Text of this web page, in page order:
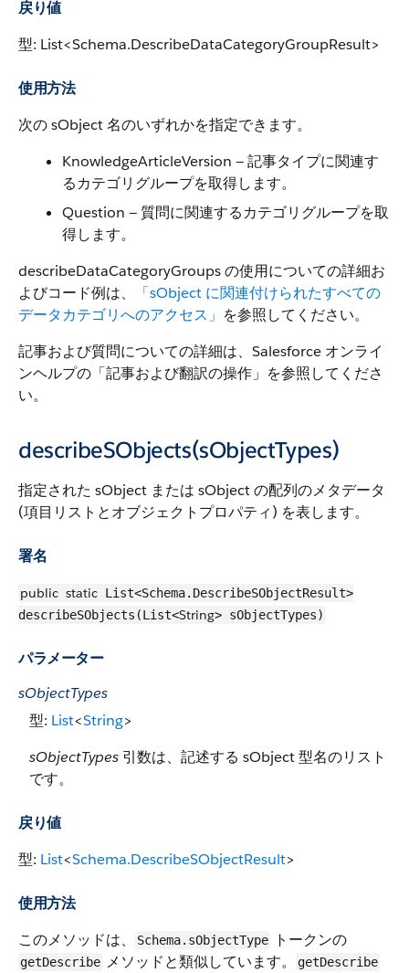
戻り値
型: List<Schema.DescribeDataCategoryGroupResult>
使用方法
次の sObject 名のいずれかを指定できます。
KnowledgeArticleVersion — 記事タイプに関連す
るカテゴリグループを取得します。
Question — 質問に関連するカテゴリグループを取
得します。
describeDataCategoryGroups の使用についての詳細お
よびコード例は、
「sObject に関連付けられたすべての
データカテゴリへのアクセス」 を参照してください。
記事および質問についての詳細は、Salesforce オンライ
ンヘルプの「記事および翻訳の操作」を参照してくださ
い。
describeSObjects(sObjectTypes)
指定された sObject または sObject の配列のメタデータ
(項目リストとオブジェクトプロパティ) を表します。
署名
public static List<Schema.DescribeSObjectResult>
describeSObjects(List<String> sObjectTypes)
パラメーター
sObjectTypes
型: List<String>
sObjectTypes 引数は、記述する sObject 型名のリスト
です。
戻り値
型: List<Schema.DescribeSObjectResult>
使用方法
このメソッドは、
Schema.sObjectType トークンの
getDescribe メソッドと類似しています。 getDescribe